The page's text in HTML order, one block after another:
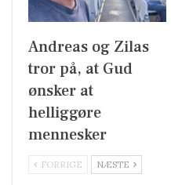
Andreas og Zilas
tror på, at Gud
ønsker at
helliggøre
mennesker
FORRIGE NÆSTE